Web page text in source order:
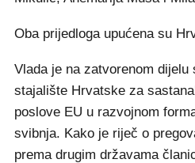
Oba prijedloga upućena su
Vlada je na zatvorenom dijelu
stajalište Hrvatske za
poslove EU u razvojnom
svibnja. Kako je riječ o
prema drugim državama